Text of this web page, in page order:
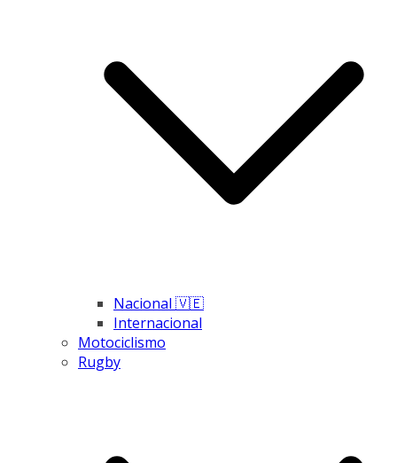
Nacional 🇻🇪
Internacional
Motociclismo
Rugby